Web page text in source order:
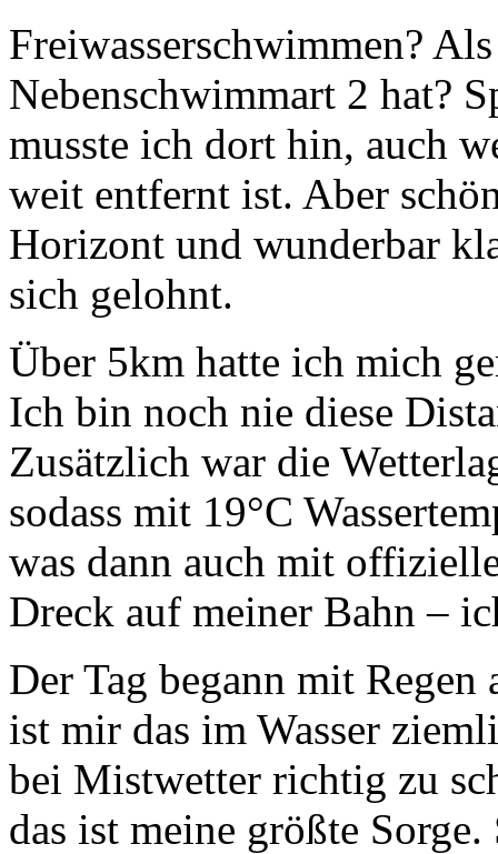
Freiwasserschwimmen?
Nebenschwimmart 2 hat?
musste ich dort hin, auch
weit entfernt ist. Aber
Horizont und wunderbar
sich gelohnt.
Über 5km hatte ich mich
Ich bin noch nie diese
Zusätzlich war die
sodass mit 19°C
was dann auch mit
Dreck auf meiner Bahn –
Der Tag begann mit
ist mir das im Wasser
bei Mistwetter richtig zu
das ist meine größte